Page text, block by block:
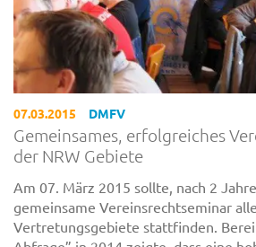
07.03.2015 DMFV
Gemeinsames, erfolgreiches
der NRW Gebiete
Am 07. März 2015 sollte, nach 2
gemeinsame Vereinsrechtseminar
Vertretungsgebiete stattfinden.